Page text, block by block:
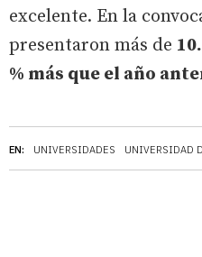
EN: UNIVERSIDADES UNIVERSIDAD
excelente. En la
presentaron más de
% más que el año